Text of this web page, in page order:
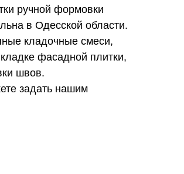
ручной формовки
в Одесской области.
кладочные смеси,
фасадной плитки,
швов.
задать нашим